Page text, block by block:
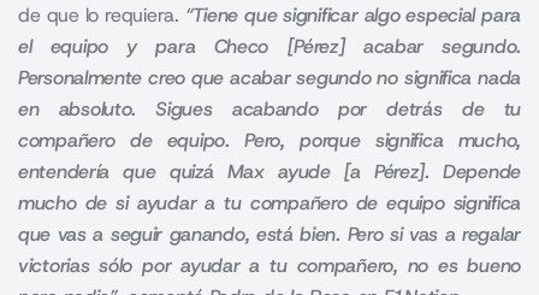
de que lo requiera. “Tiene que significar algo especial para
el equipo y para Checo [Pérez] acabar segundo.
Personalmente creo que acabar segundo no significa nada
en absoluto. Sigues acabando por detrás de tu
compañero de equipo. Pero, porque significa mucho,
entendería que quizá Max ayude [a Pérez]. Depende
mucho de si ayudar a tu compañero de equipo significa
que vas a seguir ganando, está bien. Pero si vas a regalar
victorias sólo por ayudar a tu compañero, no es bueno